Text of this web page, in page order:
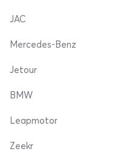
JAC
Mercedes-Benz
Jetour
BMW
Leapmotor
Zeekr